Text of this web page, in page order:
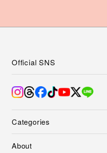
Categories
About
Official SNS